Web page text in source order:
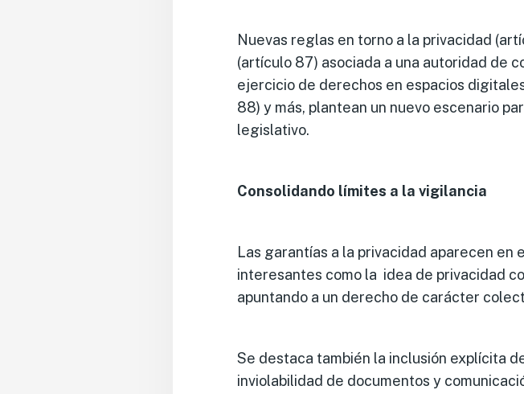
Nuevas reglas en torno a la privacidad
(artículo 87) asociada a una autoridad de
ejercicio de derechos en espacios
88) y más, plantean un nuevo escenario
legislativo.
Consolidando límites a la vigilancia
Las garantías a la privacidad aparecen
interesantes como la idea de privacidad
apuntando a un derecho de carácter
Se destaca también la inclusión explícita
inviolabilidad de documentos y